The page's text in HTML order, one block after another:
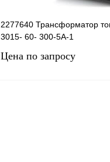
2277640 Трансформатор
3015- 60- 300-5A-1
Цена по запросу